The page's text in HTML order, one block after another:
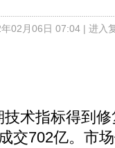
02月06日 07:04 | 进入
指标得到修
交702亿。市